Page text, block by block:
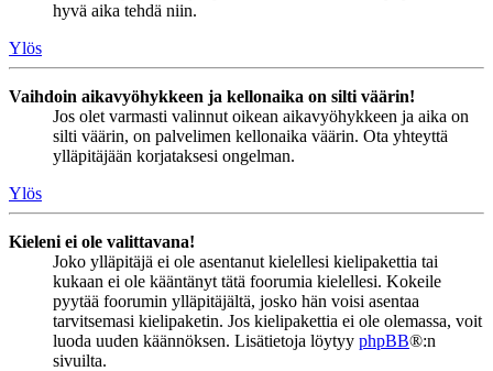
hyvä aika tehdä niin.
Ylös
Vaihdoin aikavyöhykkeen ja kellonaika on silti väärin!
Jos olet varmasti valinnut oikean aikavyöhykkeen ja aika on
silti väärin, on palvelimen kellonaika väärin. Ota yhteyttä
ylläpitäjään korjataksesi ongelman.
Ylös
Kieleni ei ole valittavana!
Joko ylläpitäjä ei ole asentanut kielellesi kielipakettia tai
kukaan ei ole kääntänyt tätä foorumia kielellesi. Kokeile
pyytää foorumin ylläpitäjältä, josko hän voisi asentaa
tarvitsemasi kielipaketin. Jos kielipakettia ei ole olemassa, voit
luoda uuden käännöksen. Lisätietoja löytyy phpBB®:n
sivuilta.